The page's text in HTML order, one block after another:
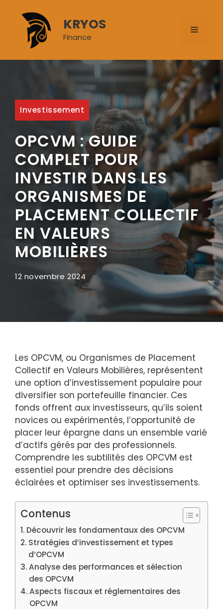
contenu
KRYOS
Finance
MENU
Investissement
OPCVM : GUIDE
COMPLET POUR
INVESTIR DANS LES
ORGANISMES DE
PLACEMENT COLLECTIF
EN VALEURS
MOBILIÈRES
12 novembre 2024
Les OPCVM, ou Organismes de Placement
Collectif en Valeurs Mobilières, représentent
une option d’investissement populaire pour
diversifier son portefeuille financier. Ces
fonds offrent aux investisseurs, qu’ils soient
novices ou expérimentés, l’opportunité de
placer leur épargne dans un ensemble varié
d’actifs gérés par des professionnels.
Comprendre les subtilités des OPCVM est
essentiel pour prendre des décisions
éclairées et optimiser ses investissements.
Contenus
Découvrir les fondamentaux des OPCVM
Stratégies d’investissement et types
d’OPCVM
Analyse des performances et sélection
des OPCVM
Aspects fiscaux et réglementaires des
OPCVM